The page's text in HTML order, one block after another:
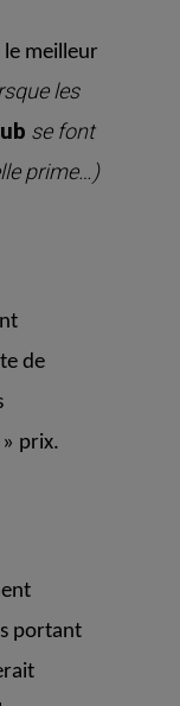
le meilleur
les
se font
prime…)
de
prix.
portant